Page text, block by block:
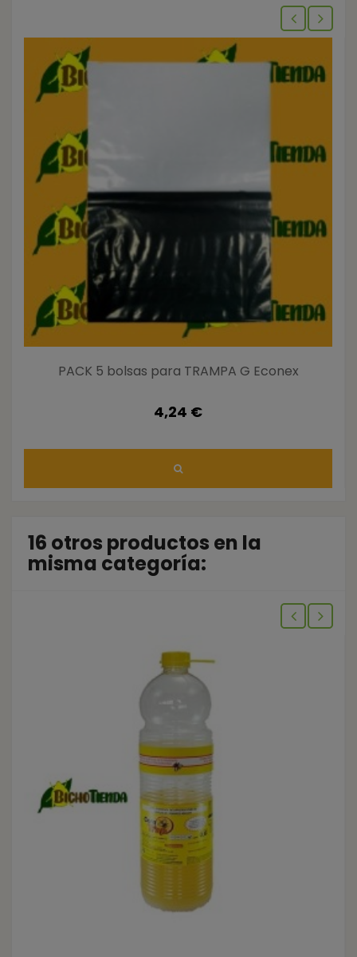
PACK 5 bolsas para TRAMPA G Econex
4,24 €
16 otros productos en la
misma categoría: